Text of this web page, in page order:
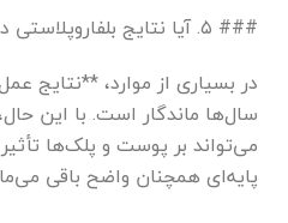
### ۵. آیا نتایج بلفاروپلاستی دائمی است؟
در بسیاری از موارد، **نتایج
سال‌ها ماندگار است. با این
می‌تواند بر پوست و پلک‌ها تأثیر
پایه‌ای همچنان واضح باقی